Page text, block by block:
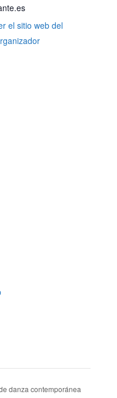
el sitio web del
danza contemporánea